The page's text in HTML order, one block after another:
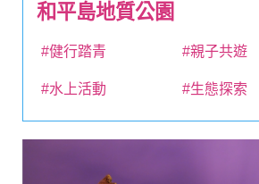
和平島地質公園
#健行踏青 #親子共遊
#水上活動 #生態探索